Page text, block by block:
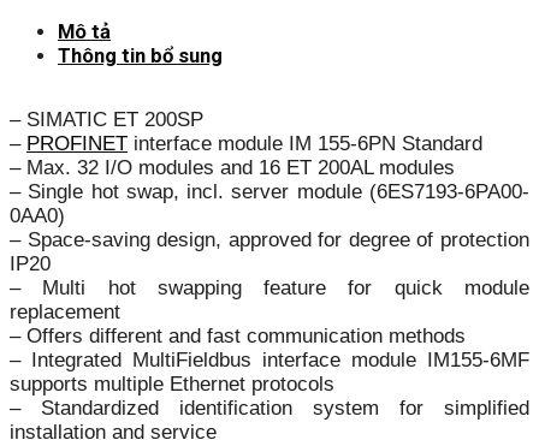
Mô tả
Thông tin bổ sung
– SIMATIC ET 200SP
– PROFINET interface module IM 155-6PN Standard
– Max. 32 I/O modules and 16 ET 200AL modules
– Single hot swap, incl. server module (6ES7193-6PA00-
0AA0)
– Space-saving design, approved for degree of protection
IP20
– Multi hot swapping feature for quick module
replacement
– Offers different and fast communication methods
– Integrated MultiFieldbus interface module IM155-6MF
supports multiple Ethernet protocols
– Standardized identification system for simplified
installation and service